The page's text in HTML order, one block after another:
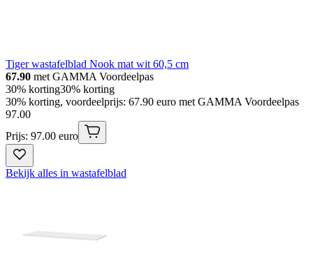
Tiger wastafelblad Nook mat wit 60,5 cm
67.90 met GAMMA Voordeelpas
30% korting30% korting
30% korting, voordeelprijs: 67.90 euro met GAMMA Voordeelpas
97.00
Prijs: 97.00 euro
Bekijk alles in wastafelblad